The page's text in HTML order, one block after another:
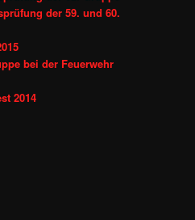
der 59. und 60.
bei der Feuerwehr
2014